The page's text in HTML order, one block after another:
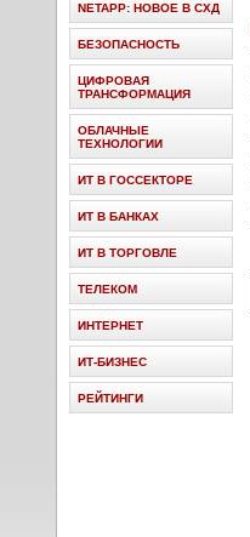
NETAPP: НОВОЕ В СХД
БЕЗОПАСНОСТЬ
ЦИФРОВАЯ
ТРАНСФОРМАЦИЯ
ОБЛАЧНЫЕ
ТЕХНОЛОГИИ
ИТ В ГОССЕКТОРЕ
ИТ В БАНКАХ
ИТ В ТОРГОВЛЕ
ТЕЛЕКОМ
ИНТЕРНЕТ
ИТ-БИЗНЕС
РЕЙТИНГИ